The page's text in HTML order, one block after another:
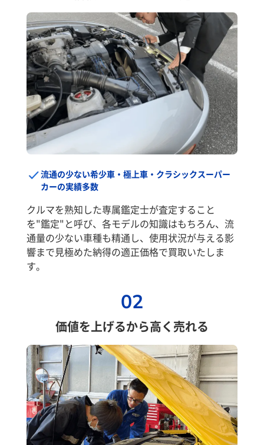
流通の少ない希少車・極上車・クラシックスーパー
カーの実績多数
クルマを熟知した専属鑑定士が査定すること
を"鑑定"と呼び、各モデルの知識はもちろん、流
通量の少ない車種も精通し、使用状況が与える影
響まで見極めた納得の適正価格で買取いたしま
す。
02
価値を上げるから高く売れる